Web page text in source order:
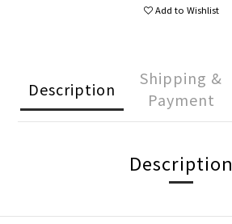
Add to Wishlist
Description
Shipping &
Payment
Description